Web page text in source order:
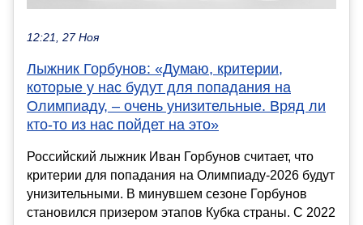
12:21, 27 Ноя
Лыжник Горбунов: «Думаю, критерии,
которые у нас будут для попадания на
Олимпиаду, – очень унизительные. Вряд ли
кто-то из нас пойдет на это»
Российский лыжник Иван Горбунов считает, что
критерии для попадания на Олимпиаду-2026 будут
унизительными. В минувшем сезоне Горбунов
становился призером этапов Кубка страны. С 2022